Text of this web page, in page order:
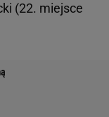
(22. miejsce